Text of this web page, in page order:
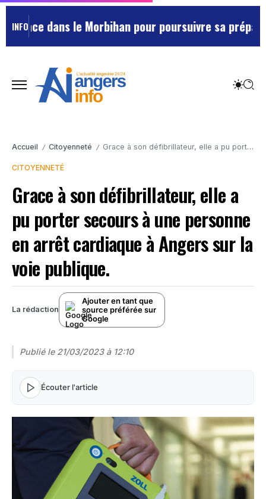
INFO dans le Morbihan pour poursuivre sa
Accueil / Citoyenneté / Grace à son défibrillateur, elle a pu porter secours à une personne en arrêt cardiaque à Angers sur la voie publique.
CITOYENNETÉ
Grace à son défibrillateur, elle a
pu porter secours à une personne
en arrêt cardiaque à Angers sur la
voie publique.
La rédaction
Ajouter en tant que
source préférée sur
Google
Publié le 21/03/2023 à 12:10
Écouter l'article